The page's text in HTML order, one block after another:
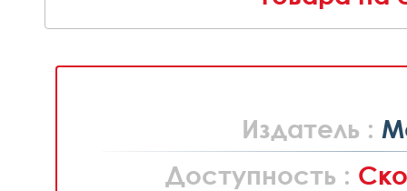
Издатель :
Доступность :